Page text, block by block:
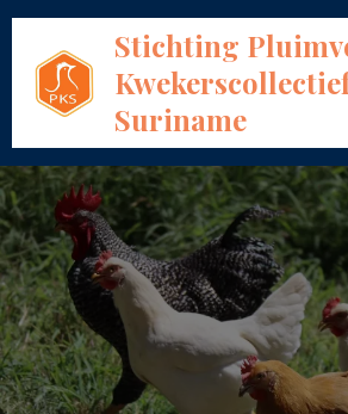
Stichting
Suriname
STICHTING